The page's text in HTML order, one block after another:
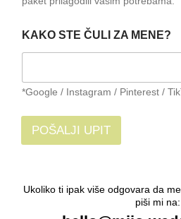
KAKO STE ČULI ZA MENE?
*Google / Instagram / Pinterest /
POŠALJI UPIT
Ukoliko ti ipak više odgovara da
piši mi na: